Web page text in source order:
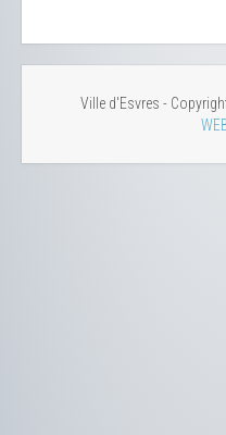
Ville d'Esvres -